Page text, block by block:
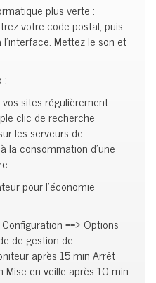
plus verte :
votre code postal, puis
Mettez le son et
:
sites régulièrement
clic de recherche
les serveurs de
la consommation d’une
.
pour l’économie
==> Options
de gestion de
après 15 min Arrêt
en veille après 10 min